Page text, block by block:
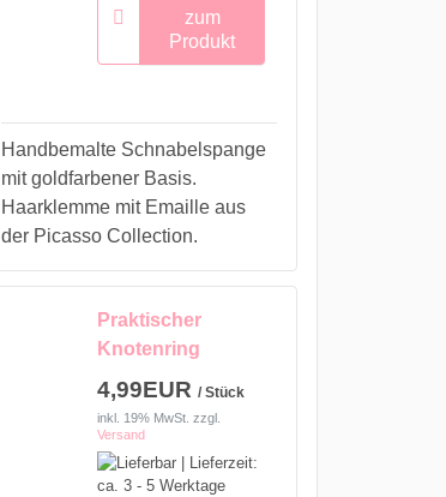
zum
Produkt
Handbemalte Schnabelspange
mit goldfarbener Basis.
Haarklemme mit Emaille aus
der Picasso Collection.
Praktischer
Knotenring
4,99EUR/ Stück
inkl. 19% MwSt. zzgl.
Versand